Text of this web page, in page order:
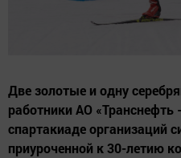
Две золотые и одну
работники АО
спартакиаде организаций
приуроченной к 30-летию